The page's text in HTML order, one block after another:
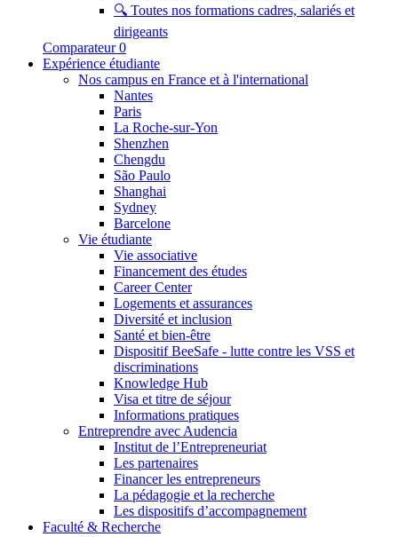
🔍 Toutes nos formations cadres, salariés et
dirigeants
Comparateur 0
Expérience étudiante
Nos campus en France et à l'international
Nantes
Paris
La Roche-sur-Yon
Shenzhen
Chengdu
São Paulo
Shanghai
Sydney
Barcelone
Vie étudiante
Vie associative
Financement des études
Career Center
Logements et assurances
Diversité et inclusion
Santé et bien-être
Dispositif BeeSafe - lutte contre les VSS et
discriminations
Knowledge Hub
Visa et titre de séjour
Informations pratiques
Entreprendre avec Audencia
Institut de l’Entrepreneuriat
Les partenaires
Financer les entrepreneurs
La pédagogie et la recherche
Les dispositifs d’accompagnement
Faculté & Recherche